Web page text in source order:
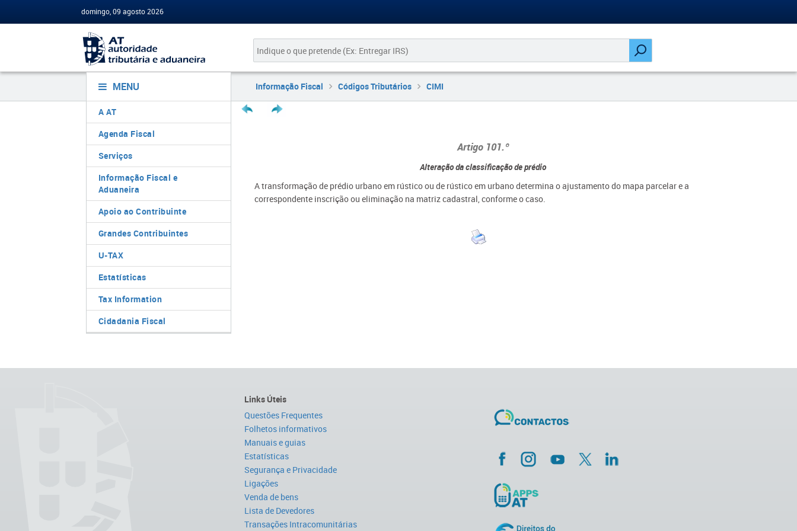
domingo, 09 agosto 2026
MENU
A AT
Agenda Fiscal
Serviços
Informação Fiscal e
Aduaneira
Apoio ao Contribuinte
Grandes Contribuintes
U-TAX
Estatísticas
Tax Information
Cidadania Fiscal
Informação Fiscal Códigos Tributários CIMI
Artigo 101.º
Alteração da classificação de prédio
A transformação de prédio urbano em rústico ou de rústico em urbano determina o ajustamento do mapa parcelar e a
correspondente inscrição ou eliminação na matriz cadastral, conforme o caso.
Links Úteis
Questões Frequentes
Folhetos informativos
Manuais e guias
Estatísticas
Segurança e Privacidade
Ligações
Venda de bens
Lista de Devedores
Transações Intracomunitárias